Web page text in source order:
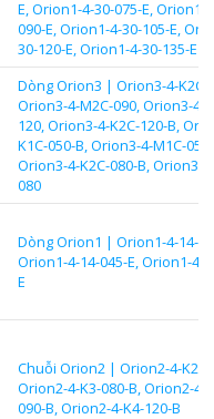
E, Orion1-4-30-075-E, Orion1-
090-E, Orion1-4-30-105-E,
30-120-E, Orion1-4-30-135-E
Dòng Orion3 | Orion3-4-K2C-
Orion3-4-M2C-090, Orion3-4-
120, Orion3-4-K2C-120-B,
K1C-050-B, Orion3-4-M1C-050,
Orion3-4-K2C-080-B, Orion3-
080
Dòng Orion1 | Orion1-4-14-
Orion1-4-14-045-E, Orion1-4-
E
Chuỗi Orion2 | Orion2-4-K2-
Orion2-4-K3-080-B, Orion2-4-
090-B, Orion2-4-K4-120-B